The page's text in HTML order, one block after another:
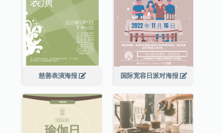
慈善表演海报 国际宽容日派对海报